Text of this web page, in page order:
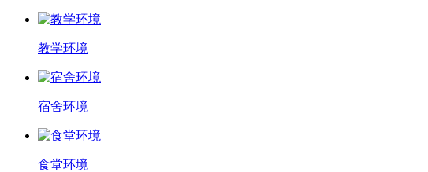
教学环境
宿舍环境
食堂环境